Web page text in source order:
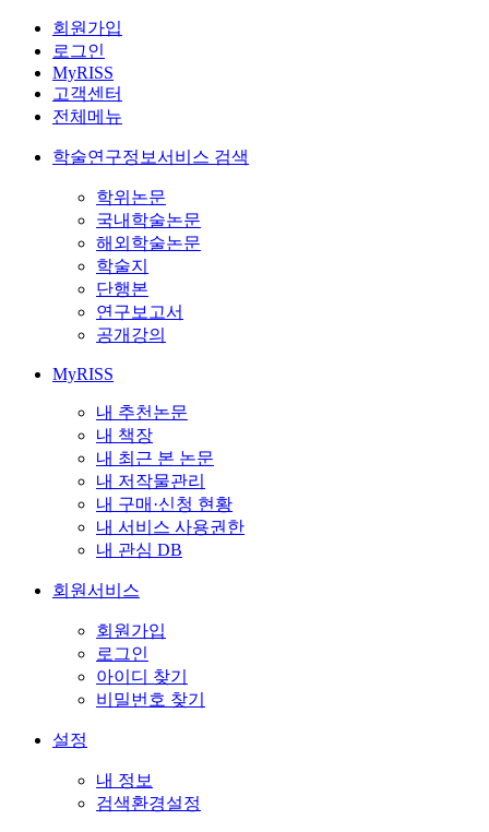
회원가입
로그인
MyRISS
고객센터
전체메뉴
학술연구정보서비스 검색
학위논문
국내학술논문
해외학술논문
학술지
단행본
연구보고서
공개강의
MyRISS
내 추천논문
내 책장
내 최근 본 논문
내 저작물관리
내 구매·신청 현황
내 서비스 사용권한
내 관심 DB
회원서비스
회원가입
로그인
아이디 찾기
비밀번호 찾기
설정
내 정보
검색환경설정